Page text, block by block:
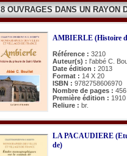
8 OUVRAGES DANS UN RAYON
AMBIERLE (Histoire
Référence : 3210
Auteur(s) : l'abbé C.
Date édition : 2013
Format : 14 X 20
ISBN : 9782758606970
Nombre de pages : 456
Première édition : 1910
Reliure : br.
LA PACAUDIERE
de)